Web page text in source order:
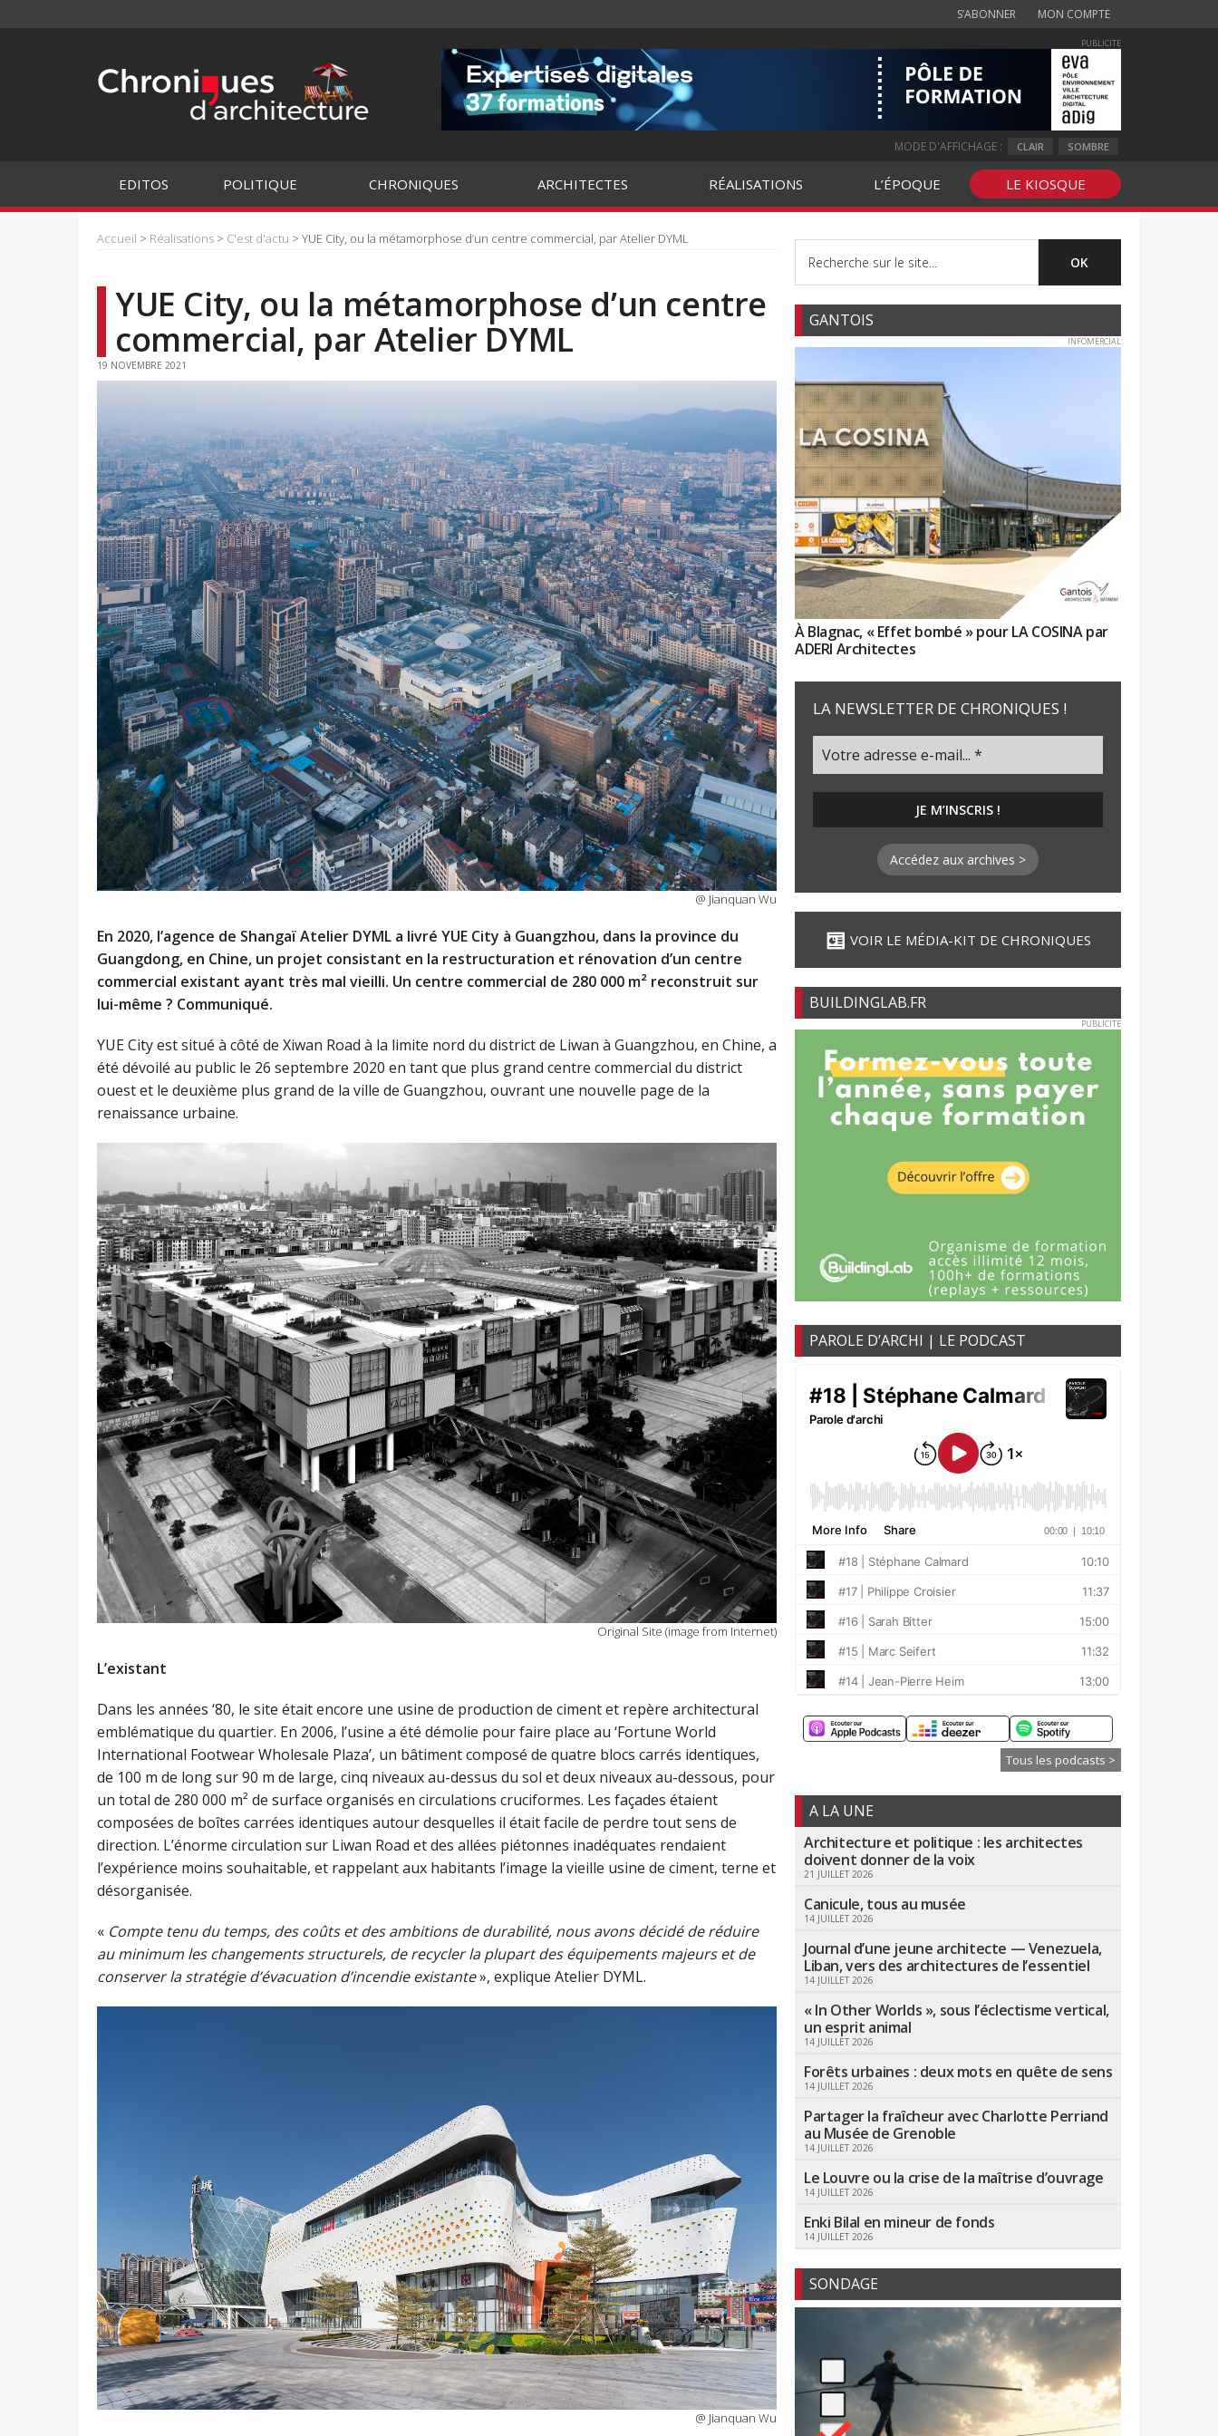
S’ABONNER MON COMPTE
PUBLICITE
MODE D'AFFICHAGE : CLAIR SOMBRE
EDITOS POLITIQUE CHRONIQUES ARCHITECTES RÉALISATIONS L’ÉPOQUE LE KIOSQUE
Accueil > Réalisations > C'est d'actu > YUE City, ou la métamorphose d’un centre commercial, par Atelier DYML
YUE City, ou la métamorphose d’un centre
commercial, par Atelier DYML
19 NOVEMBRE 2021
@ Jianquan Wu
En 2020, l’agence de Shangaï Atelier DYML a livré YUE City à Guangzhou, dans la province du
Guangdong, en Chine, un projet consistant en la restructuration et rénovation d’un centre
commercial existant ayant très mal vieilli. Un centre commercial de 280 000 m² reconstruit sur
lui-même ? Communiqué.
YUE City est situé à côté de Xiwan Road à la limite nord du district de Liwan à Guangzhou, en Chine, a
été dévoilé au public le 26 septembre 2020 en tant que plus grand centre commercial du district
ouest et le deuxième plus grand de la ville de Guangzhou, ouvrant une nouvelle page de la
renaissance urbaine.
Original Site (image from Internet)
L’existant
Dans les années ‘80, le site était encore une usine de production de ciment et repère architectural
emblématique du quartier. En 2006, l’usine a été démolie pour faire place au ‘Fortune World
International Footwear Wholesale Plaza’, un bâtiment composé de quatre blocs carrés identiques,
de 100 m de long sur 90 m de large, cinq niveaux au-dessus du sol et deux niveaux au-dessous, pour
un total de 280 000 m² de surface organisés en circulations cruciformes. Les façades étaient
composées de boîtes carrées identiques autour desquelles il était facile de perdre tout sens de
direction. L’énorme circulation sur Liwan Road et des allées piétonnes inadéquates rendaient
l’expérience moins souhaitable, et rappelant aux habitants l’image la vieille usine de ciment, terne et
désorganisée.
« Compte tenu du temps, des coûts et des ambitions de durabilité, nous avons décidé de réduire
au minimum les changements structurels, de recycler la plupart des équipements majeurs et de
conserver la stratégie d’évacuation d’incendie existante», explique Atelier DYML.
@ Jianquan Wu
GANTOIS
INFOMERCIAL
À Blagnac, « Effet bombé » pour LA COSINA par
ADERI Architectes
LA NEWSLETTER DE CHRONIQUES !
Accédez aux archives >
VOIR LE MÉDIA-KIT DE CHRONIQUES
BUILDINGLAB.FR
PUBLICITE
PAROLE D’ARCHI | LE PODCAST
Tous les podcasts >
A LA UNE
Architecture et politique : les architectes
doivent donner de la voix
21 JUILLET 2026
Canicule, tous au musée
14 JUILLET 2026
Journal d’une jeune architecte — Venezuela,
Liban, vers des architectures de l’essentiel
14 JUILLET 2026
« In Other Worlds », sous l’éclectisme vertical,
un esprit animal
14 JUILLET 2026
Forêts urbaines : deux mots en quête de sens
14 JUILLET 2026
Partager la fraîcheur avec Charlotte Perriand
au Musée de Grenoble
14 JUILLET 2026
Le Louvre ou la crise de la maîtrise d’ouvrage
14 JUILLET 2026
Enki Bilal en mineur de fonds
14 JUILLET 2026
SONDAGE